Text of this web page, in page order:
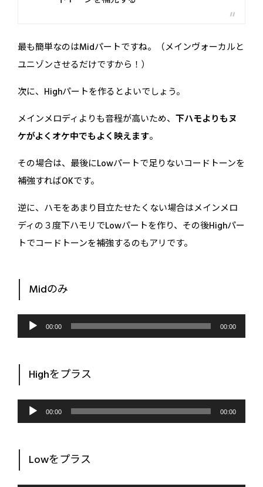
最も簡単なのはMidパートですね。（メインヴォーカルと
ユニゾンさせるだけですから！）
次に、Highパートを作るとよいでしょう。
メインメロディよりも音程が高いため、下ハモよりもヌ
ケがよくオケ中でもよく映えます。
その場合は、最後にLowパートで足りないコードトーンを
補強すればOKです。
逆に、ハモをあまり目立たせたくない場合はメインメロ
ディの３度下ハモリでLowパートを作り、その後Highパー
トでコードトーンを補強するのもアリです。
Midのみ
音
プ
ヤ
00:00 00:00
Highをプラス
音
プ
ヤ
00:00 00:00
Lowをプラス